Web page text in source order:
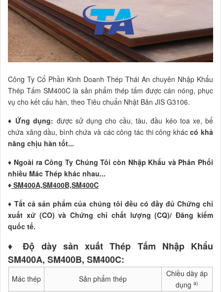
Công Ty Cổ Phần Kinh Doanh Thép Thái An chuyên Nhập Khẩu
Thép Tấm SM400C là sản phẩm thép tấm được cán nóng, phục
vụ cho kết cấu hàn, theo Tiêu chuẩn Nhật Bản JIS G3106.
♦ Ứng dụng: được sử dụng cho cầu, tàu, đầu kéo toa xe, bể
chứa xăng dầu, bình chứa và các công tác thi công kháccó khả
năng chịu hàn tốt...
♦ Ngoài ra Công Ty Chúng Tôi còn Nhập Khẩu và Phân Phối
nhiều Mác Thép khác nhau...
♦ SM400A,SM400B,SM400C
♦ Tất cả sản phẩm của chúng tôi đều có đầy đủ Chứng chỉ
xuất xứ (CO) và Chứng chỉ chất lượng (CQ)/ Đăng kiểm
quốc tế.
♦ Độ dày sản xuất Thép Tấm Nhập Khẩu
SM400A, SM400B, SM400C:
Mác thép Sản phẩm thép
Chiều dày áp
dụng a)